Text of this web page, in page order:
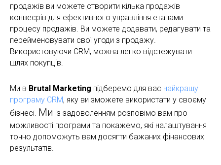
продажів ви можете створити кілька продажів
конвеєрів для ефективного управління етапами
процесу продажів. Ви можете додавати, редагувати та
перейменовувати свої угоди з продажу.
Використовуючи CRM, можна легко відстежувати
шлях покупців.
Ми в Brutal Marketing підберемо для вас найкращу
програму CRM, яку ви зможете використати у своєму
бізнесі. Ми із задоволенням розповімо вам про
можливості програми та покажемо, які налаштування
точно допоможуть вам досягти бажаних фінансових
результатів.